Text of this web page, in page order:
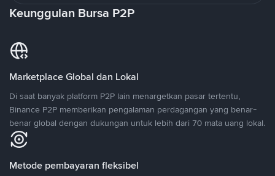
Keunggulan Bursa P2P
Marketplace Global dan Lokal
Di saat banyak platform P2P lain menargetkan pasar tertentu,
Binance P2P memberikan pengalaman perdagangan yang benar-
benar global dengan dukungan untuk lebih dari 70 mata uang lokal.
Metode pembayaran fleksibel